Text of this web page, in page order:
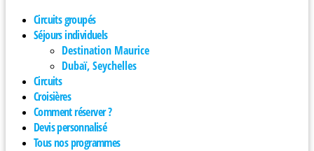
Circuits groupés
Séjours individuels
Destination Maurice
Dubaï, Seychelles
Circuits
Croisières
Comment réserver ?
Devis personnalisé
Tous nos programmes